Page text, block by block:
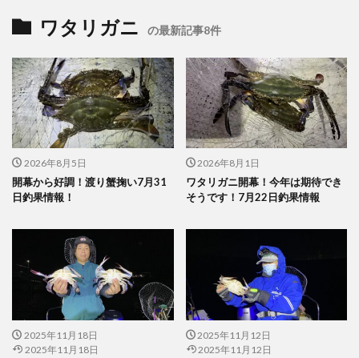
ワタリガニ の最新記事8件
2026年8月5日
開幕から好調！渡り蟹掬い7月31
日釣果情報！
2026年8月1日
ワタリガニ開幕！今年は期待でき
そうです！7月22日釣果情報
2025年11月18日
2025年11月18日
2025年11月12日
2025年11月12日